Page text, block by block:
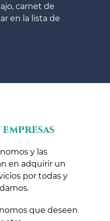
carnet de
en la lista de
y las
en adquirir un
por todas y
que deseen